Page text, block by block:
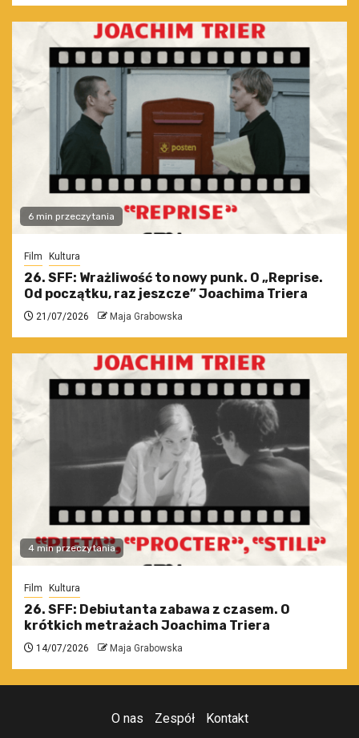
6 min przeczytania
Film Kultura
26. SFF: Wrażliwość to nowy punk. O „Reprise.
Od początku, raz jeszcze” Joachima Triera
21/07/2026 Maja Grabowska
4 min przeczytania
Film Kultura
26. SFF: Debiutanta zabawa z czasem. O
krótkich metrażach Joachima Triera
14/07/2026 Maja Grabowska
O nas Zespół Kontakt